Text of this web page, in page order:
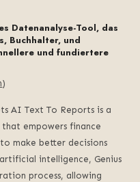
Datenanalyse-Tool, das
Buchhalter, und
und fundiertere
)
AI Text To Reports is a
empowers finance
make better decisions
intelligence, Genius
process, allowing